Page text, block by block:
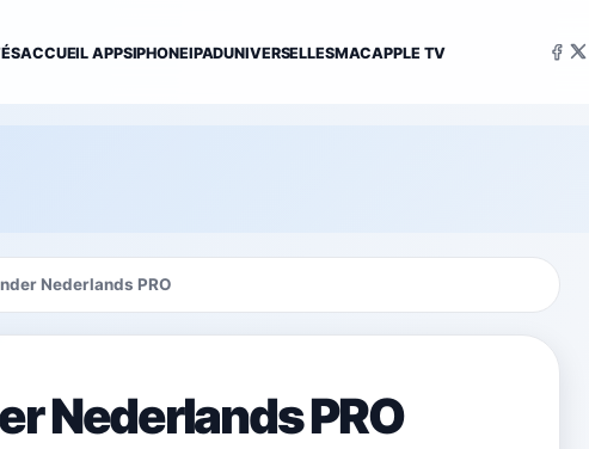
ACCUEIL APPSIPHONEIPADUNIVERSELLESMACAPPLE TV
Nederlands PRO
Nederlands PRO